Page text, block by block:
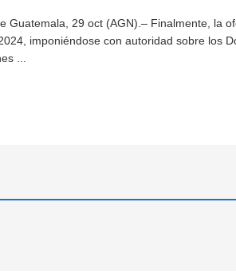
Guatemala, 29 oct (AGN).– Finalmente, la
imponiéndose con autoridad sobre los
...